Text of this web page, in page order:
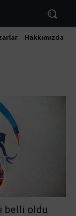
Hakkımızda
belli oldu